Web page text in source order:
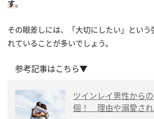
す。
その眼差しには、「大切にしたい」という
れていることが多いでしょう。
参考記事はこちら▼
ツインレイ男性から
個！ 理由や溺愛さ